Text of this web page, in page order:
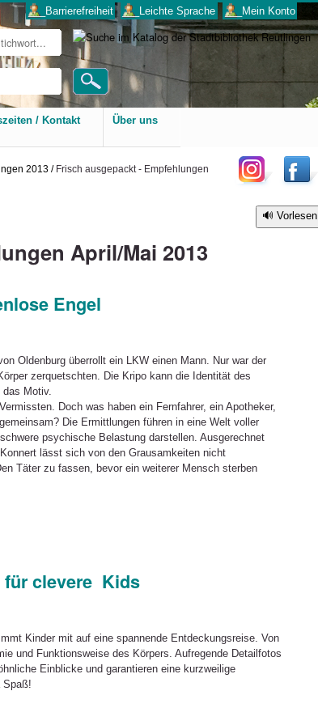
___Barrierefreiheit ___Leichte Sprache ___Mein Konto
/ Kontakt Über uns
2013 / Frisch ausgepackt - Empfehlungen
Vorlesen
April/Mai 2013
Engel
Oldenburg überrollt ein LKW einen Mann. Nur war der
zerquetschten. Die Kripo kann die Identität des
das Motiv.
Doch was haben ein Fernfahrer, ein Apotheker,
Die Ermittlungen führen in eine Welt voller
psychische Belastung darstellen. Ausgerechnet
lässt sich von den Grausamkeiten nicht
Täter zu fassen, bevor ein weiterer Mensch sterben
für clevere Kids
Kinder mit auf eine spannende Entdeckungsreise. Von
und Funktionsweise des Körpers. Aufregende Detailfotos
Einblicke und garantieren eine kurzweilige
Spaß!